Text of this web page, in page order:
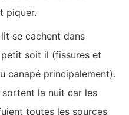
piquer.
se cachent dans
soit il (fissures et
canapé principalement).
sortent la nuit car les
toutes les sources